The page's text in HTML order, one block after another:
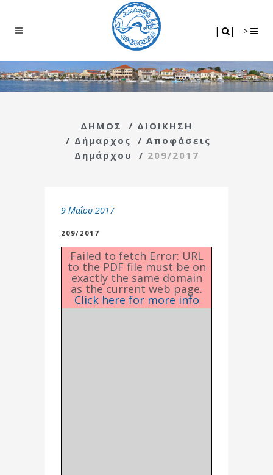
| | ->
ΔΗΜΟΣ / ΔΙΟΙΚΗΣΗ
/ Δήμαρχος / Αποφάσεις
Δημάρχου
/ 209/2017
9 Μαΐου 2017
209/2017
Failed to fetch Error: URL
to the PDF file must be on
exactly the same domain
as the current web page.
Click here for more info